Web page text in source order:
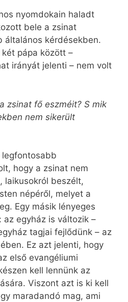
nyomdokain haladt
bele a zsinat
általános kérdésekben.
pápa között –
irányát jelenti – nem volt
zsinat fő eszméit? S mik
nem sikerült
legfontosabb
hogy a zsinat nem
laikusokról beszélt,
népéről, melyet a
Egy másik lényeges
egyház is változik –
tagjai fejlődünk – az
Ez azt jelenti, hogy
első evangéliumi
kell lennünk az
Viszont azt is ki kell
maradandó mag, ami